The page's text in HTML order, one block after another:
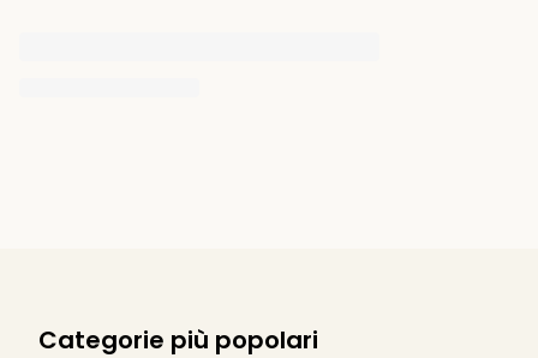
Categorie più popolari